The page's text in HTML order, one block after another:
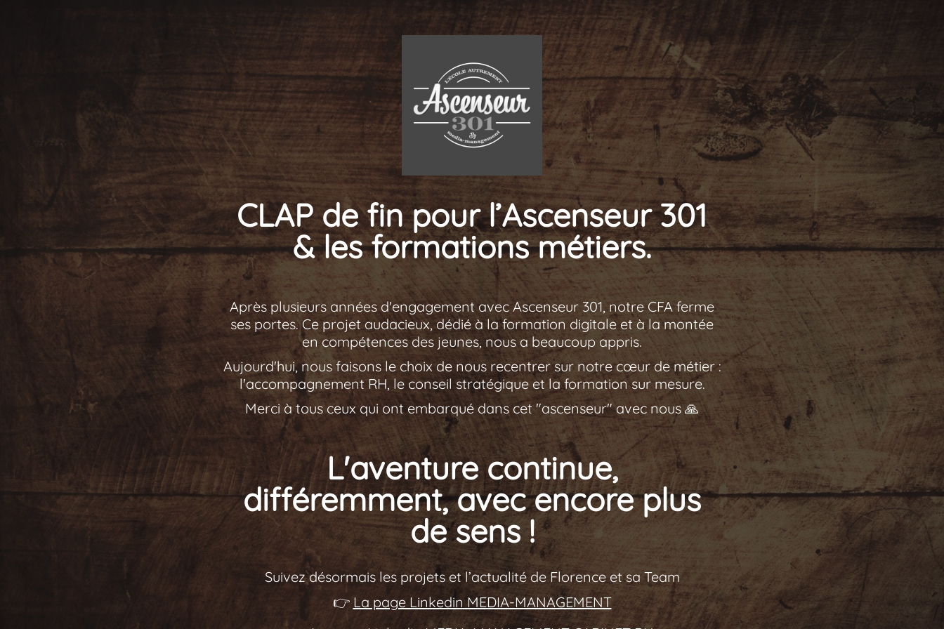
CLAP de fin pour l’Ascenseur 301
& les formations métiers.
Après plusieurs années d'engagement avec Ascenseur 301, notre CFA ferme
ses portes. Ce projet audacieux, dédié à la formation digitale et à la montée
en compétences des jeunes, nous a beaucoup appris.
Aujourd'hui, nous faisons le choix de nous recentrer sur notre cœur de métier :
l'accompagnement RH, le conseil stratégique et la formation sur mesure.
Merci à tous ceux qui ont embarqué dans cet "ascenseur" avec nous 🙏
L'aventure continue,
différemment, avec encore plus
de sens !
Suivez désormais les projets et l’actualité de Florence et sa Team
👉 La page Linkedin MEDIA-MANAGEMENT